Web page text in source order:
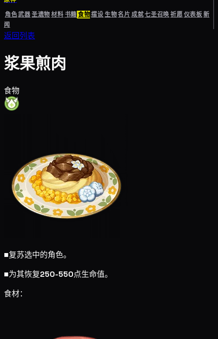
角色武器圣遗物材料书籍食物摆设生物名片成就七圣召唤祈愿仪表板新
闻
返回列表
浆果煎肉
食物
■复苏选中的角色。
■为其恢复250-550点生命值。
食材：